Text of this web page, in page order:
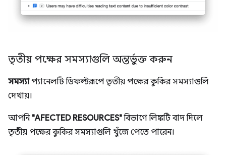
তৃতীয় পক্ষের সমস্যাগুলি অন্তর্ভুক্ত করুন
সমস্যাপ্যানেলটি ডিফল্টরূপে তৃতীয় পক্ষের কুকির সমস্যাগুলি
দেখায়।
আপনি "AFECTED RESOURCES"বিভাগে লিঙ্কটি বাদ দিলে
তৃতীয় পক্ষের কুকির সমস্যাগুলি খুঁজে পেতে পারেন।